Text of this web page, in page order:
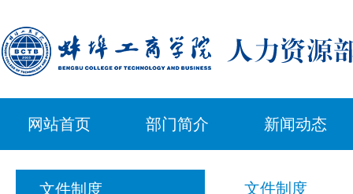
网站首页 部门简介 新闻动态
文件制度 文件制度